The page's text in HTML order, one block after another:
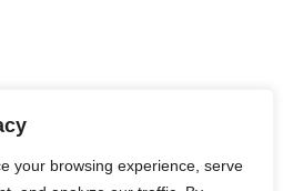
your browsing experience, serve